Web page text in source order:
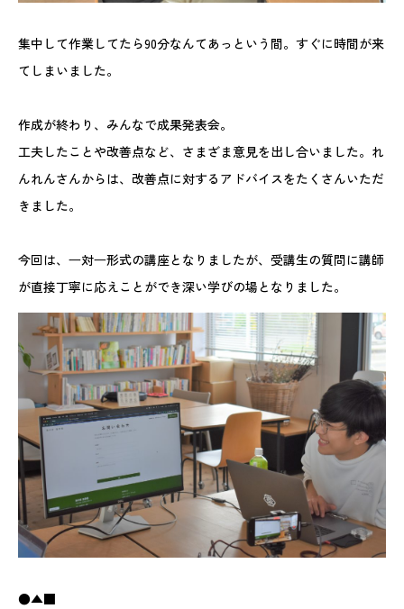
集中して作業してたら90分なんてあっという間。すぐに時間が来
てしまいました。
作成が終わり、みんなで成果発表会。
工夫したことや改善点など、さまざま意見を出し合いました。れ
んれんさんからは、改善点に対するアドバイスをたくさんいただ
きました。
今回は、⼀対⼀形式の講座となりましたが、受講生の質問に講師
が直接丁寧に応えことができ深い学びの場となりました。
●▲■